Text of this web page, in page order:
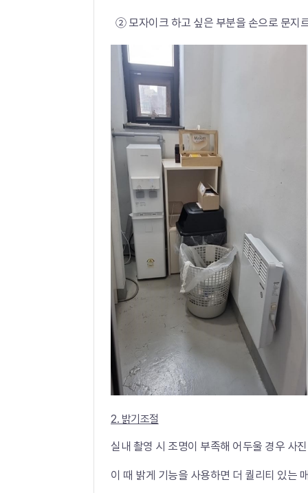
② 모자이크 하고 싶은 부분을 손으로 문지
2. 밝기조절
실내 촬영 시 조명이 부족해 어두울 경우 사
이 때 밝게 기능을 사용하면 더 퀄리티 있는